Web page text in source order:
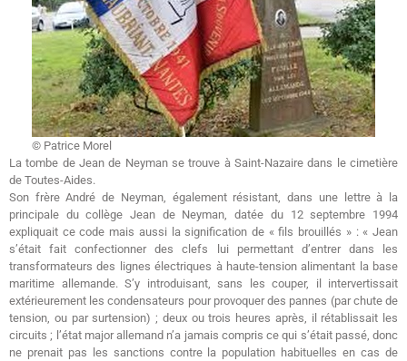
© Patrice Morel
La tombe de Jean de Neyman se trouve à Saint-Nazaire dans le cimetière
de Toutes-Aides.
Son frère André de Neyman, également résistant, dans une lettre à la
principale du collège Jean de Neyman, datée du 12 septembre 1994
expliquait ce code mais aussi la signification de « fils brouillés » : « Jean
s’était fait confectionner des clefs lui permettant d’entrer dans les
transformateurs des lignes électriques à haute-tension alimentant la base
maritime allemande. S’y introduisant, sans les couper, il intervertissait
extérieurement les condensateurs pour provoquer des pannes (par chute de
tension, ou par surtension) ; deux ou trois heures après, il rétablissait les
circuits ; l’état major allemand n’a jamais compris ce qui s’était passé, donc
ne prenait pas les sanctions contre la population habituelles en cas de